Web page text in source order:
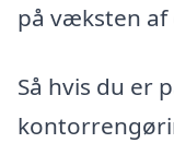
på væksten af
Så hvis du er